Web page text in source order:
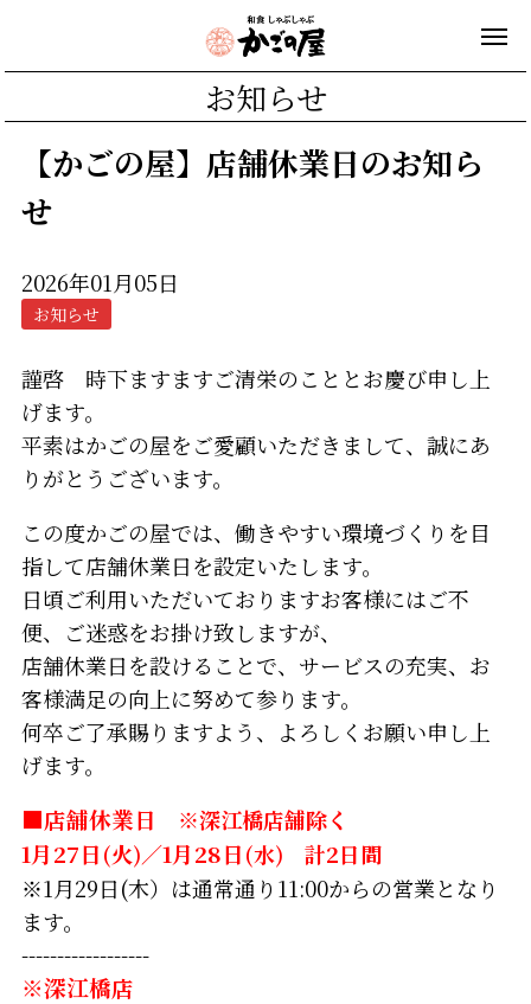
お知らせ
【かごの屋】店舗休業日のお知ら
せ
2026年01月05日
お知らせ
謹啓 時下ますますご清栄のこととお慶び申し上
げます。
平素はかごの屋をご愛顧いただきまして、誠にあ
りがとうございます。
この度かごの屋では、働きやすい環境づくりを目
指して店舗休業日を設定いたします。
日頃ご利用いただいておりますお客様にはご不
便、ご迷惑をお掛け致しますが、
店舗休業日を設けることで、サービスの充実、お
客様満足の向上に努めて参ります。
何卒ご了承賜りますよう、よろしくお願い申し上
げます。
■店舗休業日
※深江橋店舗除く
1月27日(火)／1月28日(水) 計2日間
※1月29日(木）は通常通り11:00からの営業となり
ます。
------------------
※深江橋店